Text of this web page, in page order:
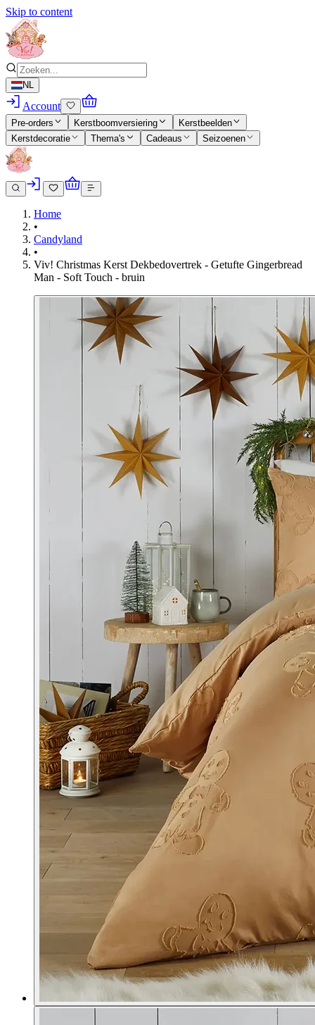
Skip to content
NL
Account
Pre-orders Kerstboomversiering
Kerstbeelden
Kerstdecoratie
Thema's Cadeaus Seizoenen
Home
•
Candyland
•
Viv! Christmas Kerst Dekbedovertrek - Getufte Gingerbread
Man - Soft Touch - bruin